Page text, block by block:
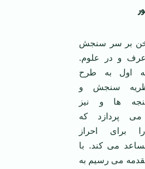
بر سر سنجش
و در علوم.
اول به طرح
سنجش و
ها و نیز
پردازد که
برای احراز
می کند. با
می رسیم به